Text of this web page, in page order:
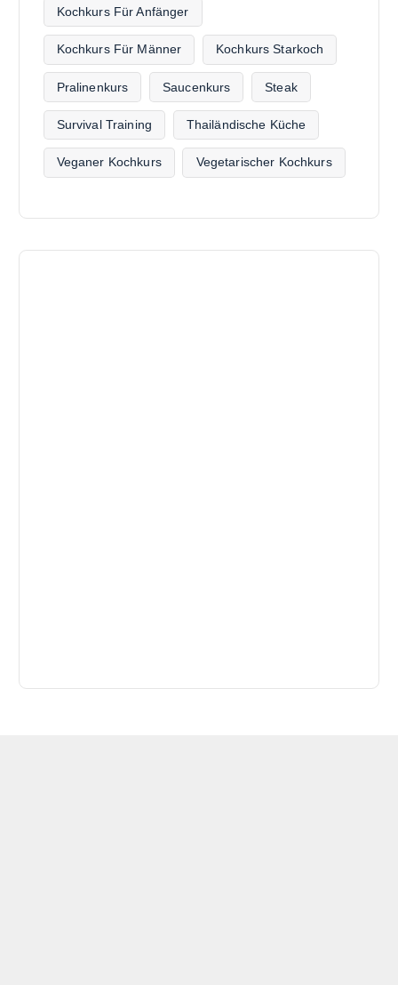
Kochkurs Für Anfänger
Kochkurs Für Männer Kochkurs Starkoch
Pralinenkurs Saucenkurs Steak
Survival Training Thailändische Küche
Veganer Kochkurs Vegetarischer Kochkurs